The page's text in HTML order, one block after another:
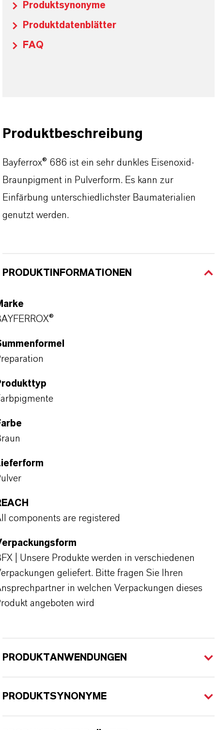
Produktsynonyme
Produktdatenblätter
FAQ
Produktbeschreibung
Bayferrox® 686 ist ein sehr dunkles Eisenoxid-
Braunpigment in Pulverform. Es kann zur
Einfärbung unterschiedlichster Baumaterialien
genutzt werden.
PRODUKTINFORMATIONEN
components are registered
| Unsere Produkte werden in verschiedenen
geliefert. Bitte fragen Sie Ihren
in welchen Verpackungen dieses
angeboten wird
PRODUKTANWENDUNGEN
PRODUKTSYNONYME